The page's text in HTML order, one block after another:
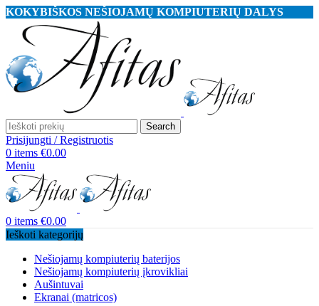
KOKYBIŠKOS NEŠIOJAMŲ KOMPIUTERIŲ DALYS
Search
Prisijungti / Registruotis
0 items €0.00
Meniu
0 items €0.00
Ieškoti kategorijų
Nešiojamų kompiuterių baterijos
Nešiojamų kompiuterių įkrovikliai
Aušintuvai
Ekranai (matricos)